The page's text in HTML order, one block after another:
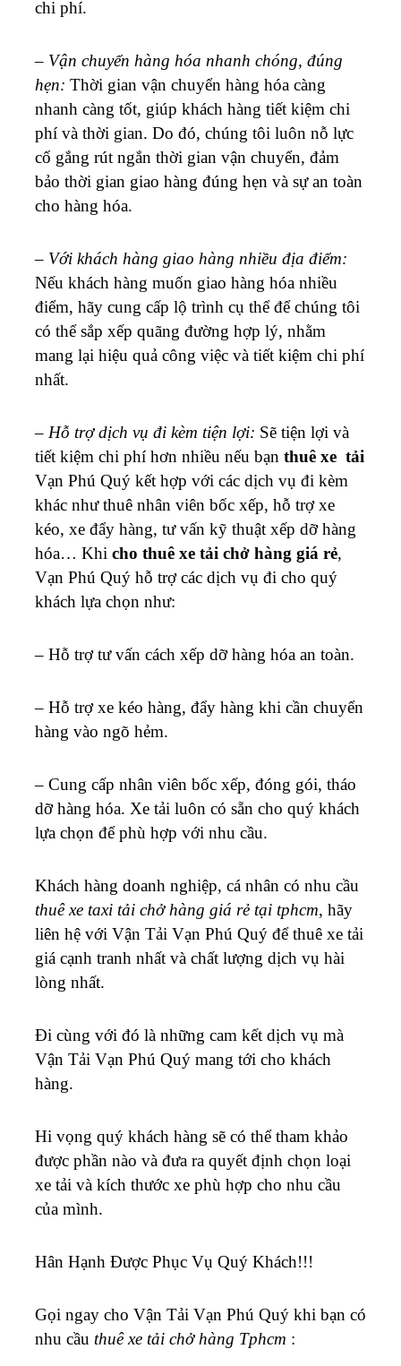
chi phí.
– Vận chuyển hàng hóa nhanh chóng, đúng
hẹn: Thời gian vận chuyển hàng hóa càng
nhanh càng tốt, giúp khách hàng tiết kiệm chi
phí và thời gian. Do đó, chúng tôi luôn nỗ lực
cố gắng rút ngắn thời gian vận chuyển, đảm
bảo thời gian giao hàng đúng hẹn và sự an toàn
cho hàng hóa.
– Với khách hàng giao hàng nhiều địa điểm:
Nếu khách hàng muốn giao hàng hóa nhiều
điểm, hãy cung cấp lộ trình cụ thể để chúng tôi
có thể sắp xếp quãng đường hợp lý, nhằm
mang lại hiệu quả công việc và tiết kiệm chi phí
nhất.
– Hỗ trợ dịch vụ đi kèm tiện lợi: Sẽ tiện lợi và
tiết kiệm chi phí hơn nhiều nếu bạn thuê xe tải
Vạn Phú Quý kết hợp với các dịch vụ đi kèm
khác như thuê nhân viên bốc xếp, hỗ trợ xe
kéo, xe đẩy hàng, tư vấn kỹ thuật xếp dỡ hàng
hóa… Khi cho thuê xe tải chở hàng giá rẻ,
Vạn Phú Quý hỗ trợ các dịch vụ đi cho quý
khách lựa chọn như:
– Hỗ trợ tư vấn cách xếp dỡ hàng hóa an toàn.
– Hỗ trợ xe kéo hàng, đẩy hàng khi cần chuyển
hàng vào ngõ hẻm.
– Cung cấp nhân viên bốc xếp, đóng gói, tháo
dỡ hàng hóa. Xe tải luôn có sẵn cho quý khách
lựa chọn để phù hợp với nhu cầu.
Khách hàng doanh nghiệp, cá nhân có nhu cầu
thuê xe taxi tải chở hàng giá rẻ tại tphcm, hãy
liên hệ với Vận Tải Vạn Phú Quý để thuê xe tải
giá cạnh tranh nhất và chất lượng dịch vụ hài
lòng nhất.
Đi cùng với đó là những cam kết dịch vụ mà
Vận Tải Vạn Phú Quý mang tới cho khách
hàng.
Hi vọng quý khách hàng sẽ có thể tham khảo
được phần nào và đưa ra quyết định chọn loại
xe tải và kích thước xe phù hợp cho nhu cầu
của mình.
Hân Hạnh Được Phục Vụ Quý Khách!!!
Gọi ngay cho Vận Tải Vạn Phú Quý khi bạn có
nhu cầu thuê xe tải chở hàng Tphcm :